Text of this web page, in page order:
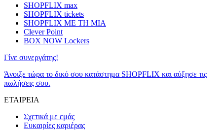
SHOPFLIX max
SHOPFLIX tickets
SHOPFLIX ΜΕ ΤΗ ΜΙΑ
Clever Point
BOX NOW Lockers
Γίνε συνεργάτης!
Άνοιξε τώρα το δικό σου κατάστημα SHOPFLIX και αύξησε τις
πωλήσεις σου.
ΕΤΑΙΡΕΙΑ
Σχετικά με εμάς
Ευκαιρίες καριέρας